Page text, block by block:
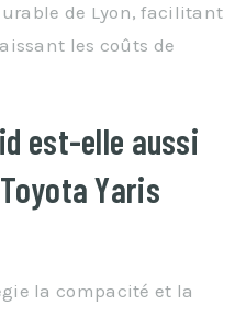
de Lyon, facilitant
les coûts de
est-elle aussi
Yaris
la compacité et la